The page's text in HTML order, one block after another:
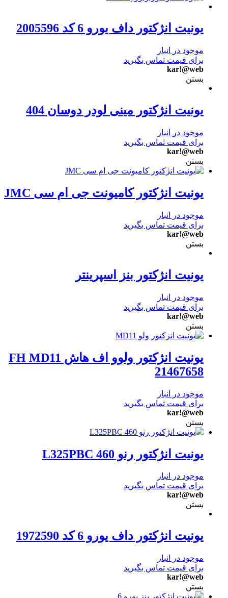
یونیت انژکتور داف یورو 6 کد 2005596
موجود در انبار
برای قیمت تماس بگیرید
kar!@web
بستن
یونیت انژکتور مینی لودر دوسان 404
موجود در انبار
برای قیمت تماس بگیرید
kar!@web
بستن
یونیت انژکتور کامیونت جی ام سی JMC
موجود در انبار
برای قیمت تماس بگیرید
kar!@web
بستن
یونیت انژکتور بنز اسپرینتر
موجود در انبار
برای قیمت تماس بگیرید
kar!@web
بستن
یونیت انژکتور ولوو اف هاش FH MD11
21467658
موجود در انبار
برای قیمت تماس بگیرید
kar!@web
بستن
یونیت انژکتور رنو 460 L325PBC
موجود در انبار
برای قیمت تماس بگیرید
kar!@web
بستن
یونیت انژکتور داف یورو 6 کد 1972590
موجود در انبار
برای قیمت تماس بگیرید
kar!@web
بستن